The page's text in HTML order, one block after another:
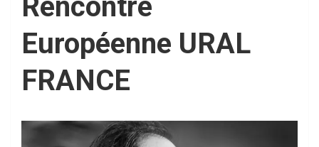
Rencontre
Européenne URAL
FRANCE